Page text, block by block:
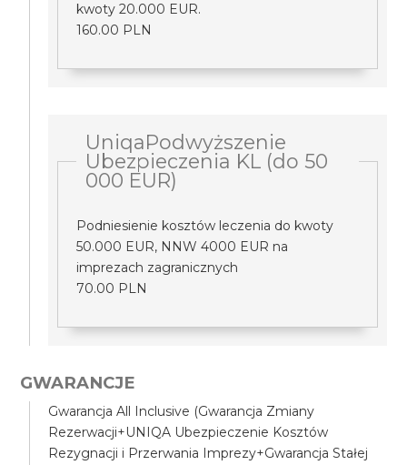
kwoty 20.000 EUR.
160.00 PLN
UniqaPodwyższenie
Ubezpieczenia KL (do 50
000 EUR)
Podniesienie kosztów leczenia do kwoty
50.000 EUR, NNW 4000 EUR na
imprezach zagranicznych
70.00 PLN
GWARANCJE
Gwarancja All Inclusive (Gwarancja Zmiany
Rezerwacji+UNIQA Ubezpieczenie Kosztów
Rezygnacji i Przerwania Imprezy+Gwarancja Stałej